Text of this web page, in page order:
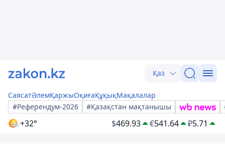
Қаз
СаясатӘлемҚаржыОқиғаҚұқықМақалалар
#Референдум-2026
#Қазақстан мақтанышы
+32° $469.93 €541.64 ₽5.71